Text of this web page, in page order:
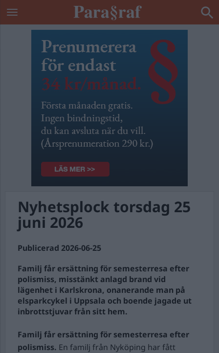
Nyhetsplock torsdag 25
juni 2026
Publicerad 2026-06-25
Familj får ersättning för semesterresa efter
polismiss, misstänkt anlagd brand vid
lägenhet i Karlskrona, onanerande man på
elsparkcykel i Uppsala och boende jagade ut
inbrottstjuvar från sitt hem.
Familj får ersättning för semesterresa efter
polismiss. En familj från Nyköping har fått